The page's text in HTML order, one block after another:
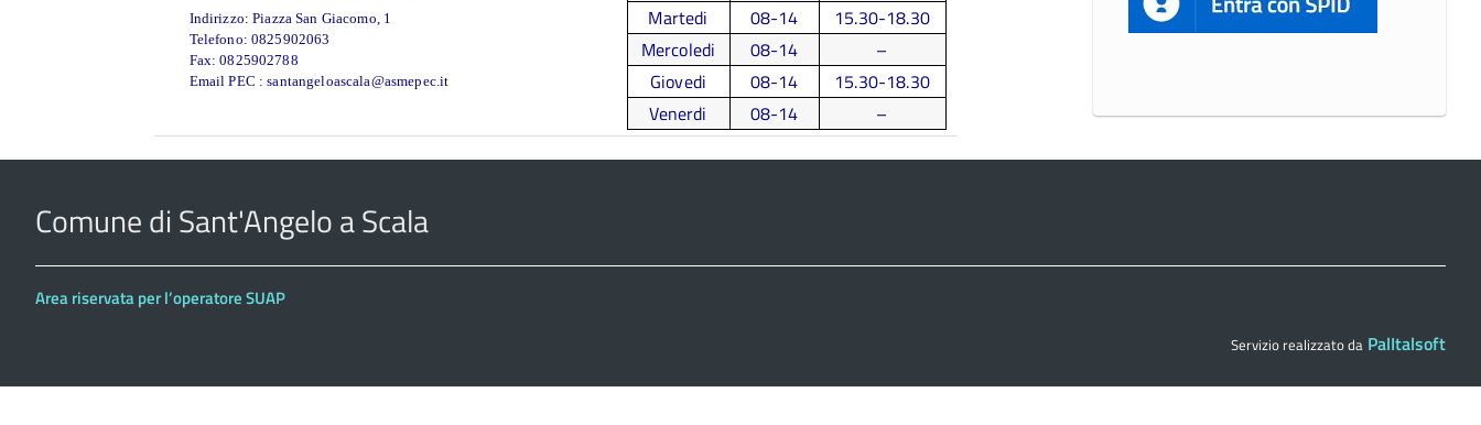
Indirizzo: Piazza San Giacomo, 1
Telefono: 0825902063
Fax:0825902788
Email PEC : santangeloascala@asmepec.it
Martedi
08-14
15.30-18.30
Mercoledi
08-14
–
Giovedi
08-14
15.30-18.30
Venerdi
08-14 –
Comune di Sant'Angelo a Scala
Area riservata per l’operatore SUAP
Servizio realizzato da PalItalsoft